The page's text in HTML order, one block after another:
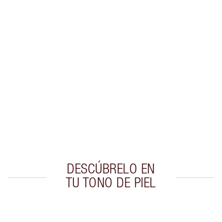
DESCÚBRELO EN
TU TONO DE PIEL